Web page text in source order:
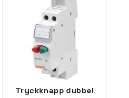
Tryckknapp dubbel